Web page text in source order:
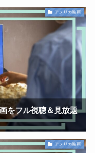
アメリカ映画
をフル視聴＆見放題
アメリカ映画